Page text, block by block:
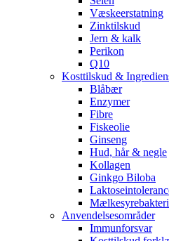
Væskeerstatning
Zinktilskud
Jern & kalk
Perikon
Q10
Kosttilskud &
Blåbær
Enzymer
Fibre
Fiskeolie
Ginseng
Hud, hår & negle
Kollagen
Ginkgo Biloba
Anvendelsesområder
Immunforsvar